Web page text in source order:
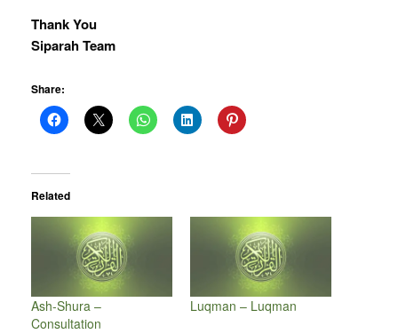
Thank You
Siparah Team
Share:
Related
Ash-Shura –
Consultation
Luqman – Luqman